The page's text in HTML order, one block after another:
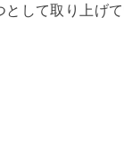
して取り上げ